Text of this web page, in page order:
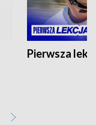
Pierwsza